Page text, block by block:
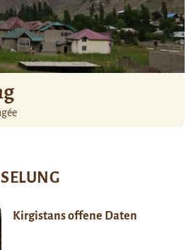
Kirgistans offene Daten